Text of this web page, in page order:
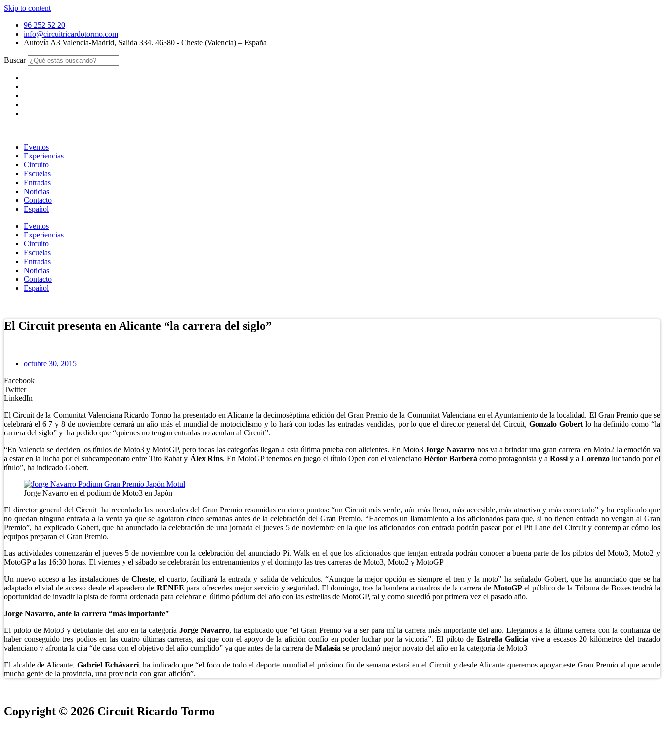
Skip to content
96 252 52 20
info@circuitricardotormo.com
Autovía A3 Valencia-Madrid, Salida 334. 46380 - Cheste (Valencia) – España
Buscar
Eventos
Experiencias
Circuito
Escuelas
Entradas
Noticias
Contacto
Español
Eventos
Experiencias
Circuito
Escuelas
Entradas
Noticias
Contacto
Español
El Circuit presenta en Alicante “la carrera del siglo”
octubre 30, 2015
Facebook
Twitter
LinkedIn
El Circuit de la Comunitat Valenciana Ricardo Tormo ha presentado en Alicante la decimoséptima edición del Gran Premio de la Comunitat Valenciana en el Ayuntamiento de la localidad. El Gran Premio que se
celebrará el 6 7 y 8 de noviembre cerrará un año más el mundial de motociclismo y lo hará con todas las entradas vendidas, por lo que el director general del Circuit,Gonzalo Gobertlo ha definido como “la
carrera del siglo” y ha pedido que “quienes no tengan entradas no acudan al Circuit”.
“En Valencia se deciden los títulos de Moto3 y MotoGP, pero todas las categorías llegan a esta última prueba con alicientes. En Moto3Jorge Navarro nos va a brindar una gran carrera, en Moto2 la emoción va
a estar en la lucha por el subcampeonato entre Tito Rabat y Álex Rins. En MotoGP tenemos en juego el título Open con el valencianoHéctor Barberá como protagonista y aRossi y a Lorenzoluchando por el
título”, ha indicado Gobert.
Jorge Navarro en el podium de Moto3 en Japón
El director general del Circuit ha recordado las novedades del Gran Premio resumidas en cinco puntos: “un Circuit más verde, aún más lleno, más accesible, más atractivo y más conectado” y ha explicado que
no quedan ninguna entrada a la venta ya que se agotaron cinco semanas antes de la celebración del Gran Premio. “Hacemos un llamamiento a los aficionados para que, si no tienen entrada no vengan al Gran
Premio”, ha explicado Gobert, que ha anunciado la celebración de una jornada el jueves 5 de noviembre en la que los aficionados con entrada podrán pasear por el Pit Lane del Circuit y contemplar cómo los
equipos preparan el Gran Premio.
Las actividades comenzarán el jueves 5 de noviembre con la celebración del anunciado Pit Walk en el que los aficionados que tengan entrada podrán conocer a buena parte de los pilotos del Moto3, Moto2 y
MotoGP a las 16:30 horas. El viernes y el sábado se celebrarán los entrenamientos y el domingo las tres carreras de Moto3, Moto2 y MotoGP
Un nuevo acceso a las instalaciones de Cheste, el cuarto, facilitará la entrada y salida de vehículos. “Aunque la mejor opción es siempre el tren y la moto” ha señalado Gobert, que ha anunciado que se ha
adaptado el vial de acceso desde el apeadero de RENFE para ofrecerles mejor servicio y seguridad. El domingo, tras la bandera a cuadros de la carrera de MotoGPel público de la Tribuna de Boxes tendrá la
oportunidad de invadir la pista de forma ordenada para celebrar el último pódium del año con las estrellas de MotoGP, tal y como sucedió por primera vez el pasado año.
Jorge Navarro, ante la carrera “más importante”
El piloto de Moto3 y debutante del año en la categoría Jorge Navarro, ha explicado que “el Gran Premio va a ser para mí la carrera más importante del año. Llegamos a la última carrera con la confianza de
haber conseguido tres podios en las cuatro últimas carreras, así que con el apoyo de la afición confío en poder luchar por la victoria”. El piloto de Estrella Galicia vive a escasos 20 kilómetros del trazado
valenciano y afronta la cita “de casa con el objetivo del año cumplido” ya que antes de la carrera de Malasia se proclamó mejor novato del año en la categoría de Moto3
El alcalde de Alicante, Gabriel Echávarri, ha indicado que “el foco de todo el deporte mundial el próximo fin de semana estará en el Circuit y desde Alicante queremos apoyar este Gran Premio al que acude
mucha gente de la provincia, una provincia con gran afición”.
Copyright © 2026 Circuit Ricardo Tormo